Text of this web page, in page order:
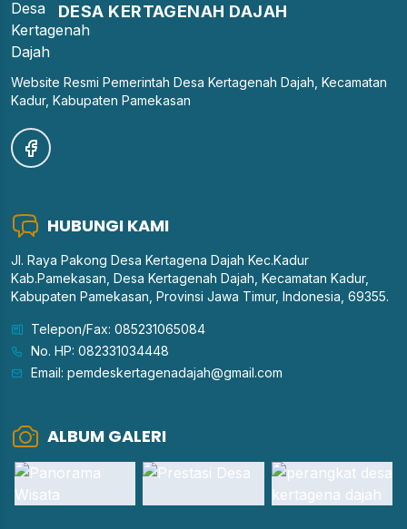
DESA KERTAGENAH DAJAH
Website Resmi Pemerintah Desa Kertagenah Dajah, Kecamatan
Kadur, Kabupaten Pamekasan
HUBUNGI KAMI
Jl. Raya Pakong Desa Kertagena Dajah Kec.Kadur
Kab.Pamekasan, Desa Kertagenah Dajah, Kecamatan Kadur,
Kabupaten Pamekasan, Provinsi Jawa Timur, Indonesia, 69355.
Telepon/Fax: 085231065084
No. HP: 082331034448
Email: pemdeskertagenadajah@gmail.com
ALBUM GALERI